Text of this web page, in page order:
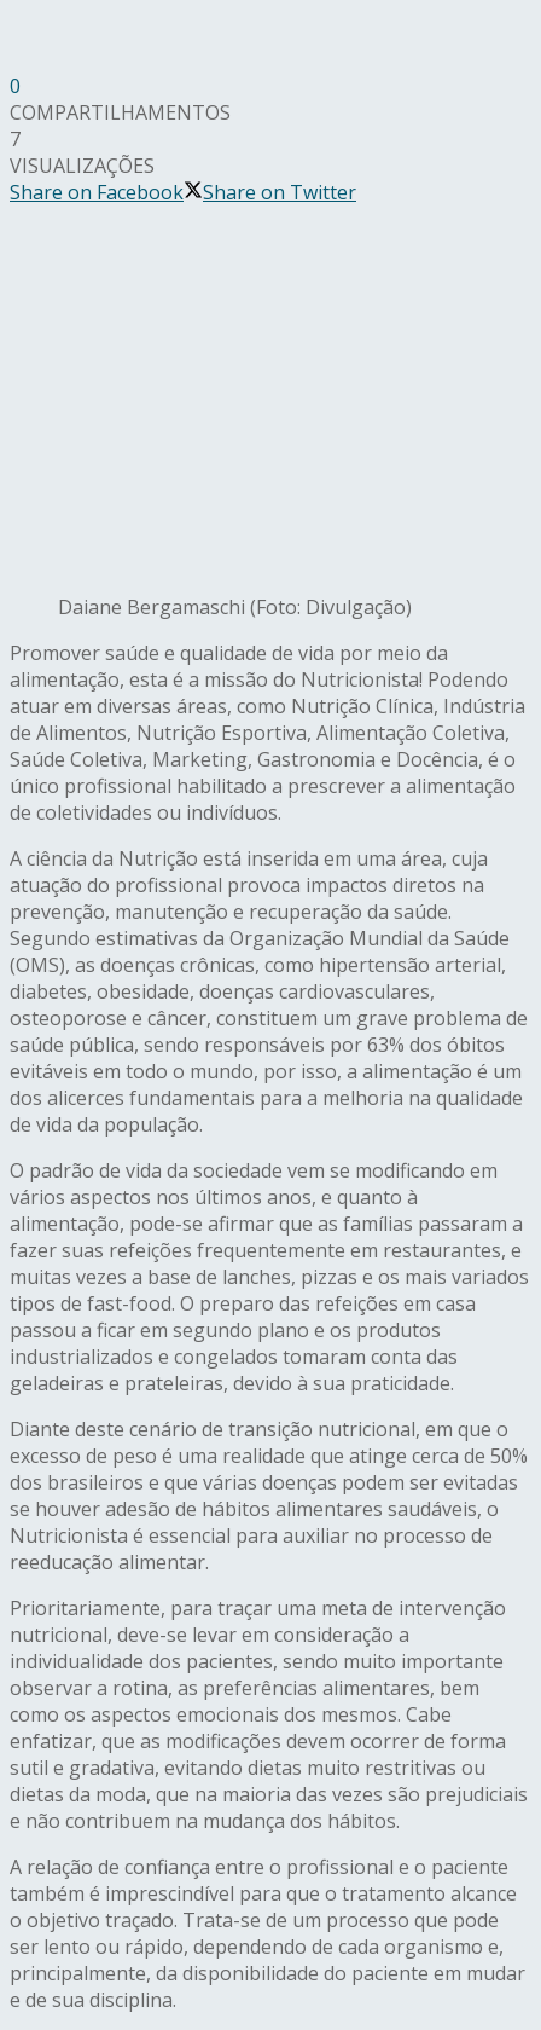
0
COMPARTILHAMENTOS
7
VISUALIZAÇÕES
Share on Facebook
Share on Twitter
Daiane Bergamaschi (Foto: Divulgação)
Promover saúde e qualidade de vida por meio da
alimentação, esta é a missão do Nutricionista! Podendo
atuar em diversas áreas, como Nutrição Clínica, Indústria
de Alimentos, Nutrição Esportiva, Alimentação Coletiva,
Saúde Coletiva, Marketing, Gastronomia e Docência, é o
único profissional habilitado a prescrever a alimentação
de coletividades ou indivíduos.
A ciência da Nutrição está inserida em uma área, cuja
atuação do profissional provoca impactos diretos na
prevenção, manutenção e recuperação da saúde.
Segundo estimativas da Organização Mundial da Saúde
(OMS), as doenças crônicas, como hipertensão arterial,
diabetes, obesidade, doenças cardiovasculares,
osteoporose e câncer, constituem um grave problema de
saúde pública, sendo responsáveis por 63% dos óbitos
evitáveis em todo o mundo, por isso, a alimentação é um
dos alicerces fundamentais para a melhoria na qualidade
de vida da população.
O padrão de vida da sociedade vem se modificando em
vários aspectos nos últimos anos, e quanto à
alimentação, pode-se afirmar que as famílias passaram a
fazer suas refeições frequentemente em restaurantes, e
muitas vezes a base de lanches, pizzas e os mais variados
tipos de fast-food. O preparo das refeições em casa
passou a ficar em segundo plano e os produtos
industrializados e congelados tomaram conta das
geladeiras e prateleiras, devido à sua praticidade.
Diante deste cenário de transição nutricional, em que o
excesso de peso é uma realidade que atinge cerca de 50%
dos brasileiros e que várias doenças podem ser evitadas
se houver adesão de hábitos alimentares saudáveis, o
Nutricionista é essencial para auxiliar no processo de
reeducação alimentar.
Prioritariamente, para traçar uma meta de intervenção
nutricional, deve-se levar em consideração a
individualidade dos pacientes, sendo muito importante
observar a rotina, as preferências alimentares, bem
como os aspectos emocionais dos mesmos. Cabe
enfatizar, que as modificações devem ocorrer de forma
sutil e gradativa, evitando dietas muito restritivas ou
dietas da moda, que na maioria das vezes são prejudiciais
e não contribuem na mudança dos hábitos.
A relação de confiança entre o profissional e o paciente
também é imprescindível para que o tratamento alcance
o objetivo traçado. Trata-se de um processo que pode
ser lento ou rápido, dependendo de cada organismo e,
principalmente, da disponibilidade do paciente em mudar
e de sua disciplina.